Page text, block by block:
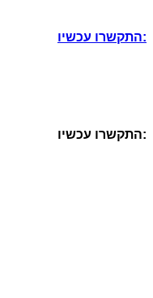
התקשרו עכשיו:
התקשרו עכשיו: